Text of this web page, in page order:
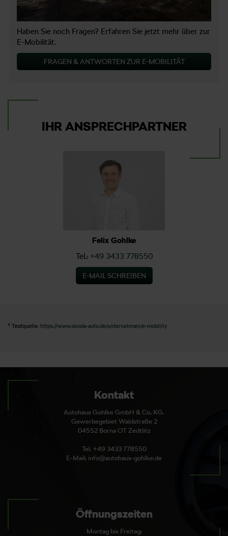
Haben Sie noch Fragen? Erfahren Sie jetzt mehr über zur
E-Mobilität.
FRAGEN & ANTWORTEN ZUR E-MOBILITÄT
IHR ANSPRECHPARTNER
Felix Gohlke
Tel.: +49 3433 778550
E-MAIL SCHREIBEN
4 Textquelle: https://www.skoda-auto.de/unternehmen/e-mobility
Kontakt
Autohaus Gohlke GmbH & Co. KG.
Gewerbegebiet Waldstraße 2
04552 Borna OT Zedtlitz
Tel. +49 3433 778550
E-Mail: info@autohaus-gohlke.de
Öffnungszeiten
Montag bis Freitag: